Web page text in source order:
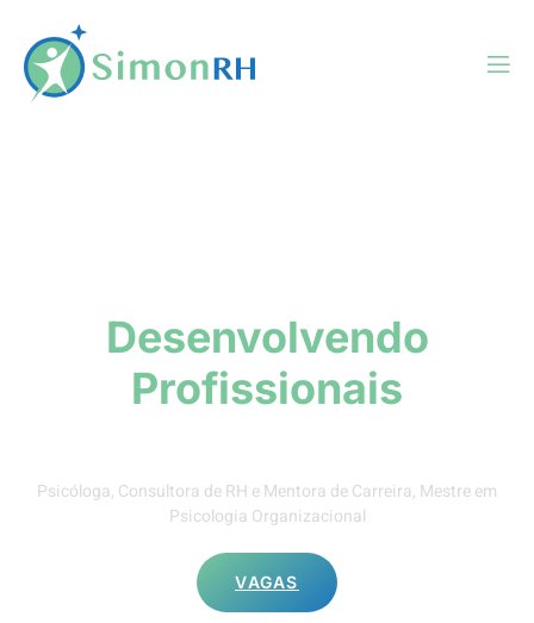
Desenvolvendo
Profissionais
Psicóloga, Consultora de RH e Mentora de Carreira, Mestre em
Psicologia Organizacional
VAGAS